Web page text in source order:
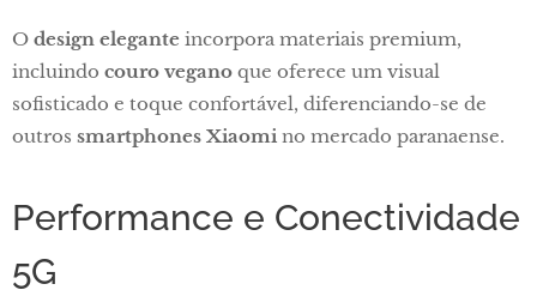
O design elegante incorpora materiais premium,
incluindo couro vegano que oferece um visual
sofisticado e toque confortável, diferenciando-se de
outros smartphones Xiaomi no mercado paranaense.
Performance e Conectividade
5G